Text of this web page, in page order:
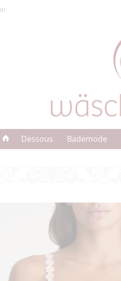
Dessous Bademode